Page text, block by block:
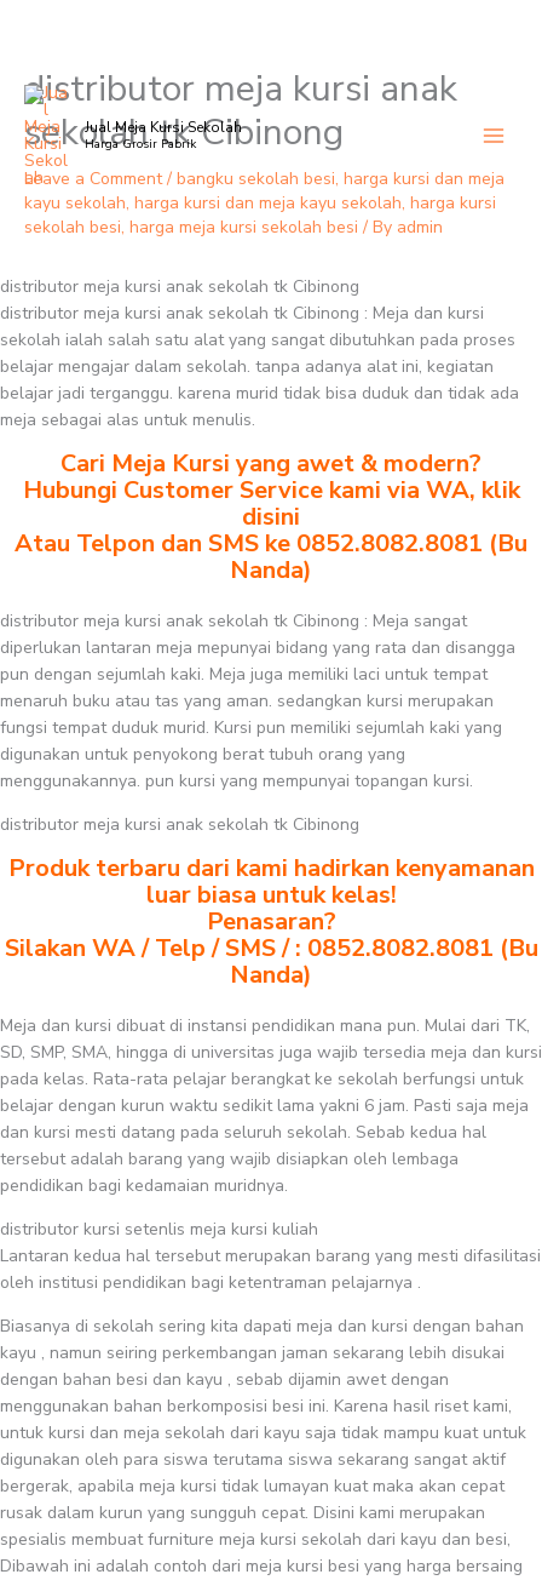
Skip
content
Jual Meja Kursi Sekolah
Harga Grosir Pabrik
distributor meja kursi anak
sekolah tk Cibinong
Leave a Comment / bangku sekolah besi, harga kursi dan meja
kayu sekolah, harga kursi dan meja kayu sekolah, harga kursi
sekolah besi, harga meja kursi sekolah besi / By admin
distributor meja kursi anak sekolah tk Cibinong
distributor meja kursi anak sekolah tk Cibinong : Meja dan kursi
sekolah ialah salah satu alat yang sangat dibutuhkan pada proses
belajar mengajar dalam sekolah. tanpa adanya alat ini, kegiatan
belajar jadi terganggu. karena murid tidak bisa duduk dan tidak ada
meja sebagai alas untuk menulis.
Cari Meja Kursi yang awet & modern?
Hubungi Customer Service kami via WA, klik
disini
Atau Telpon dan SMS ke 0852.8082.8081 (Bu
Nanda)
distributor meja kursi anak sekolah tk Cibinong : Meja sangat
diperlukan lantaran meja mepunyai bidang yang rata dan disangga
pun dengan sejumlah kaki. Meja juga memiliki laci untuk tempat
menaruh buku atau tas yang aman. sedangkan kursi merupakan
fungsi tempat duduk murid. Kursi pun memiliki sejumlah kaki yang
digunakan untuk penyokong berat tubuh orang yang
menggunakannya. pun kursi yang mempunyai topangan kursi.
distributor meja kursi anak sekolah tk Cibinong
Produk terbaru dari kami hadirkan kenyamanan
luar biasa untuk kelas!
Penasaran?
Silakan WA / Telp / SMS / : 0852.8082.8081 (Bu
Nanda)
Meja dan kursi dibuat di instansi pendidikan mana pun. Mulai dari TK,
SD, SMP, SMA, hingga di universitas juga wajib tersedia meja dan kursi
pada kelas. Rata-rata pelajar berangkat ke sekolah berfungsi untuk
belajar dengan kurun waktu sedikit lama yakni 6 jam. Pasti saja meja
dan kursi mesti datang pada seluruh sekolah. Sebab kedua hal
tersebut adalah barang yang wajib disiapkan oleh lembaga
pendidikan bagi kedamaian muridnya.
distributor kursi setenlis meja kursi kuliah
Lantaran kedua hal tersebut merupakan barang yang mesti difasilitasi
oleh institusi pendidikan bagi ketentraman pelajarnya .
Biasanya di sekolah sering kita dapati meja dan kursi dengan bahan
kayu , namun seiring perkembangan jaman sekarang lebih disukai
dengan bahan besi dan kayu , sebab dijamin awet dengan
menggunakan bahan berkomposisi besi ini. Karena hasil riset kami,
untuk kursi dan meja sekolah dari kayu saja tidak mampu kuat untuk
digunakan oleh para siswa terutama siswa sekarang sangat aktif
bergerak, apabila meja kursi tidak lumayan kuat maka akan cepat
rusak dalam kurun yang sungguh cepat. Disini kami merupakan
spesialis membuat furniture meja kursi sekolah dari kayu dan besi,
Dibawah ini adalah contoh dari meja kursi besi yang harga bersaing